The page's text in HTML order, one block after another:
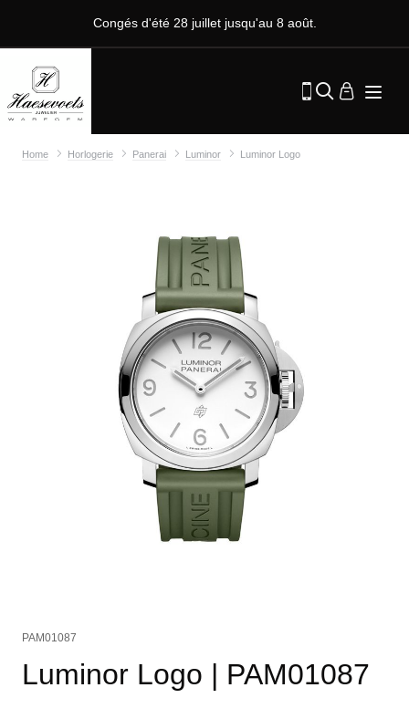
Congés d'été 28 juillet jusqu'au 8 août.
Home Horlogerie Panerai Luminor Luminor Logo
PAM01087
Luminor Logo | PAM01087